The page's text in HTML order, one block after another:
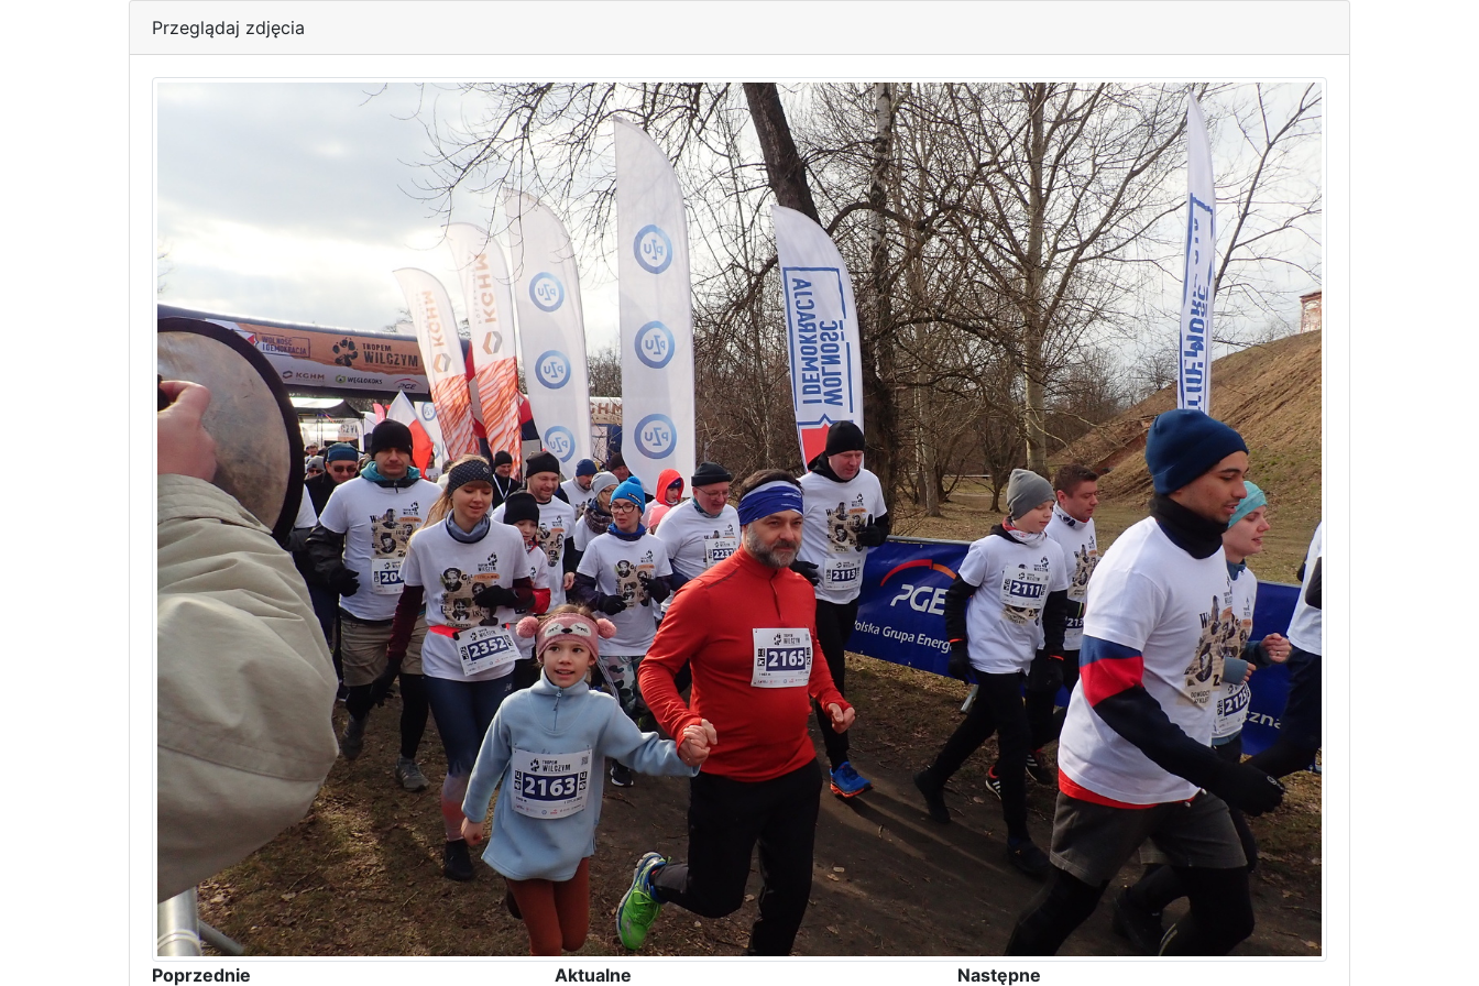
Przeglądaj zdjęcia
Poprzednie Aktualne Następne